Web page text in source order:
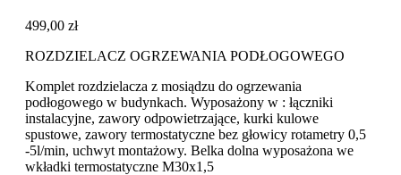
499,00 zł
ROZDZIELACZ OGRZEWANIA PODŁOGOWEGO
Komplet rozdzielacza z mosiądzu do ogrzewania
podłogowego w budynkach. Wyposażony w : łączniki
instalacyjne, zawory odpowietrzające, kurki kulowe
spustowe, zawory termostatyczne bez głowicy rotametry 0,5
-5l/min, uchwyt montażowy. Belka dolna wyposażona we
wkładki termostatyczne M30x1,5